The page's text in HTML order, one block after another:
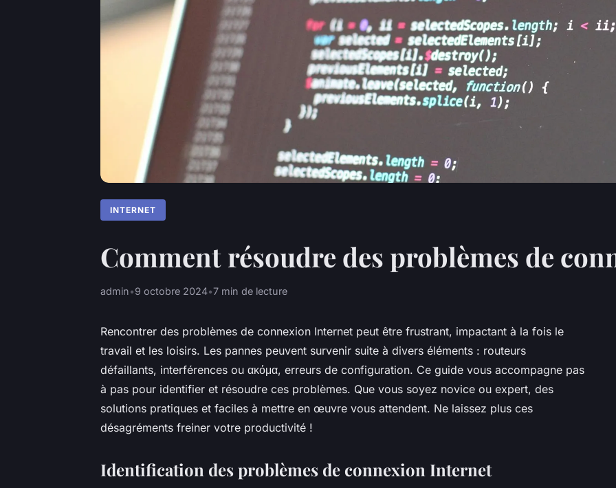
INTERNET
Comment résoudre des problèmes de
admin•9 octobre 2024•7 min de lecture
Rencontrer des problèmes de connexion Internet peut être frustrant, impactant à la fois le
travail et les loisirs. Les pannes peuvent survenir suite à divers éléments : routeurs
défaillants, interférences ou ακόμα, erreurs de configuration. Ce guide vous accompagne pas
à pas pour identifier et résoudre ces problèmes. Que vous soyez novice ou expert, des
solutions pratiques et faciles à mettre en œuvre vous attendent. Ne laissez plus ces
désagréments freiner votre productivité !
Identification des problèmes de connexion Internet